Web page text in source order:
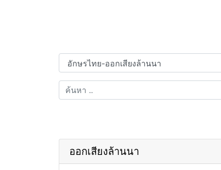
ออกเสียงล้านนา